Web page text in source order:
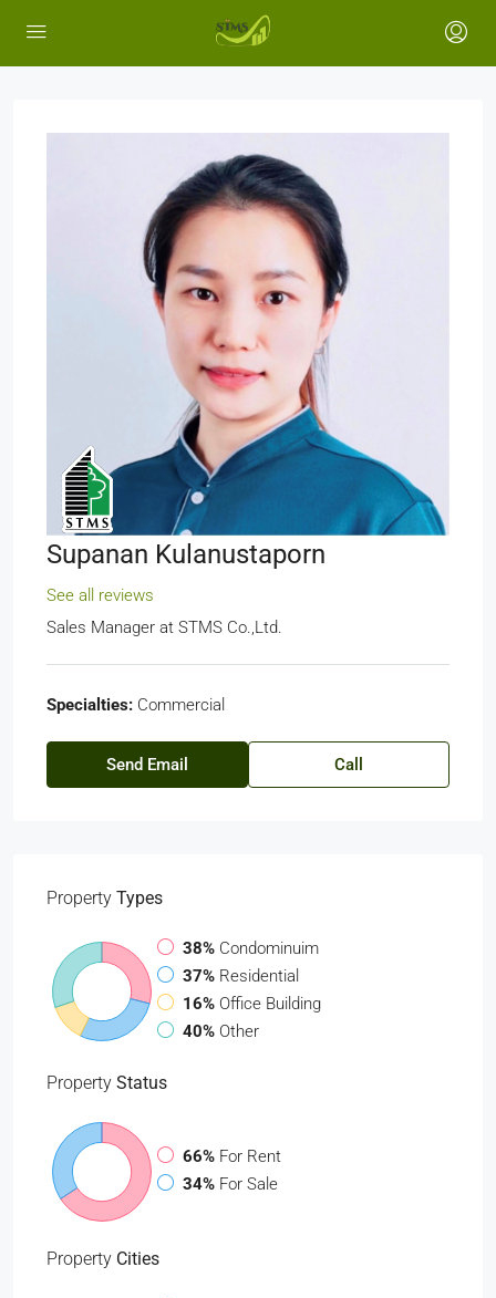
Supanan Kulanustaporn
See all reviews
Sales Manager at STMS Co.,Ltd.
Specialties: Commercial
Send Email Call
Property Types
38% Condominuim
37% Residential
16% Office Building
40% Other
Property Status
66% For Rent
34% For Sale
Property Cities